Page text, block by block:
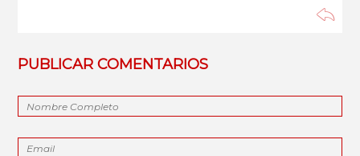
PUBLICAR COMENTARIOS